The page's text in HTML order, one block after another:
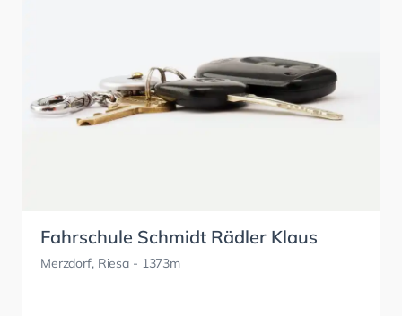
Fahrschule Schmidt Rädler Klaus
Merzdorf, Riesa - 1373m